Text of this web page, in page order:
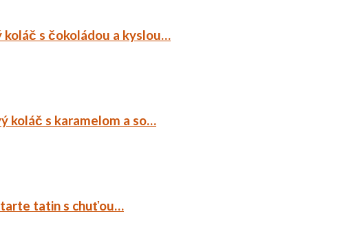
s čokoládou a kyslou…
koláč s karamelom a so…
tarte tatin s chuťou…